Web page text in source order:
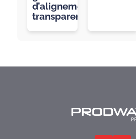
d’alignement
transparentes